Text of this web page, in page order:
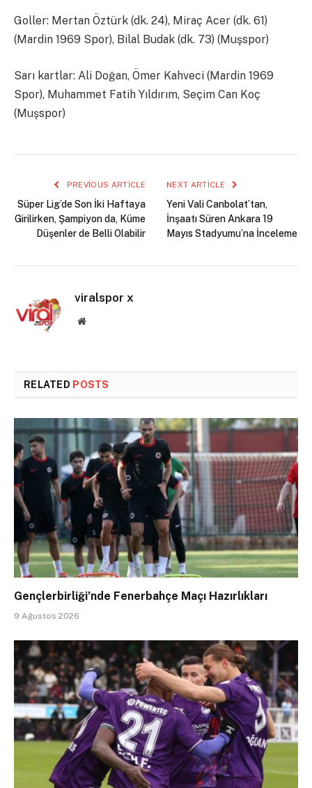
Goller: Mertan Öztürk (dk. 24), Miraç Acer (dk. 61)
(Mardin 1969 Spor), Bilal Budak (dk. 73) (Muşspor)
Sarı kartlar: Ali Doğan, Ömer Kahveci (Mardin 1969
Spor), Muhammet Fatih Yıldırım, Seçim Can Koç
(Muşspor)
PREVIOUS ARTICLE
Süper Lig’de Son İki Haftaya
Girilirken, Şampiyon da, Küme
Düşenler de Belli Olabilir
NEXT ARTICLE
Yeni Vali Canbolat’tan,
İnşaatı Süren Ankara 19
Mayıs Stadyumu’na İnceleme
viralspor x
Website
RELATED POSTS
Gençlerbirliği’nde Fenerbahçe Maçı Hazırlıkları
9 Ağustos 2026